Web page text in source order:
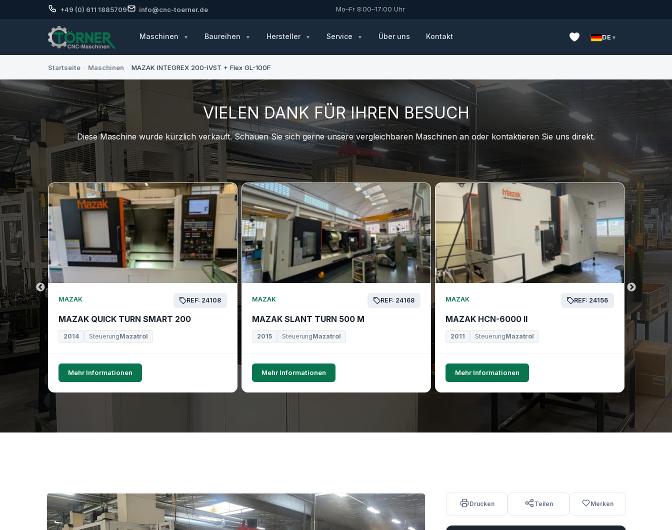
+49 (0) 611 1885709 info@cnc-toerner.de Mo–Fr 8:00–17:00 Uhr
Maschinen Baureihen Hersteller Service Über uns Kontakt DE
Startseite Maschinen MAZAK INTEGREX 200-IVST + Flex GL-100F
VIELEN DANK FÜR IHREN BESUCH
Diese Maschine wurde kürzlich verkauft. Schauen Sie sich gerne unsere vergleichbaren Maschinen an oder kontaktieren Sie uns direkt.
24169 MAZAK REF: 24108
MAZAK QUICK TURN SMART 200
2014 SteuerungMazatrol
Mehr Informationen
MAZAK REF: 24168
MAZAK SLANT TURN 500 M
2015 SteuerungMazatrol
Mehr Informationen
MAZAK REF: 24156
MAZAK HCN-6000 II
2011 SteuerungMazatrol
Mehr Informationen
MAZAK
Drucken Teilen Merken